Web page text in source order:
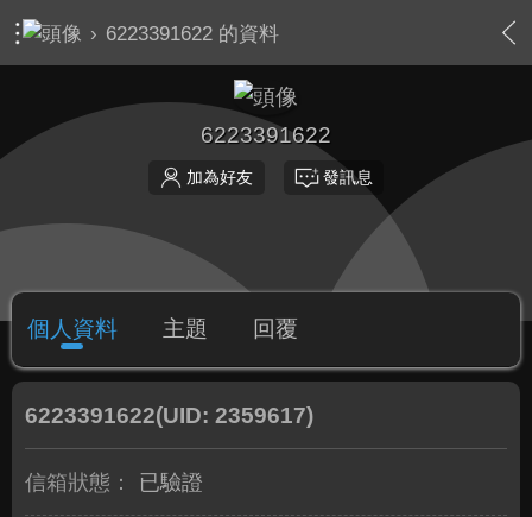
› 6223391622 的資料
6223391622
加為好友 發訊息
個人資料 主題 回覆
6223391622(UID: 2359617)
信箱狀態： 已驗證